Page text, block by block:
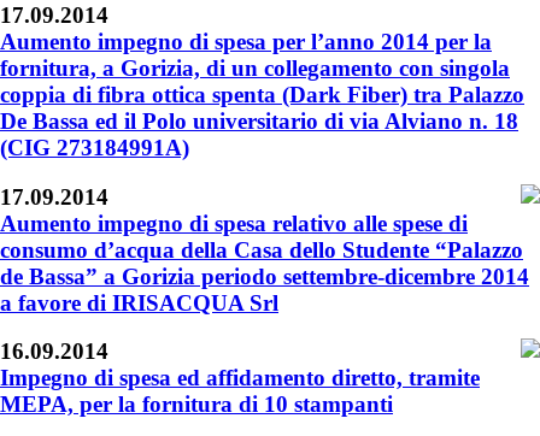
17.09.2014
Aumento impegno di spesa per l’anno 2014 per la
fornitura, a Gorizia, di un collegamento con singola
coppia di fibra ottica spenta (Dark Fiber) tra Palazzo
De Bassa ed il Polo universitario di via Alviano n. 18
(CIG 273184991A)
17.09.2014
Aumento impegno di spesa relativo alle spese di
consumo d’acqua della Casa dello Studente “Palazzo
de Bassa” a Gorizia periodo settembre-dicembre 2014
a favore di IRISACQUA Srl
16.09.2014
Impegno di spesa ed affidamento diretto, tramite
MEPA, per la fornitura di 10 stampanti